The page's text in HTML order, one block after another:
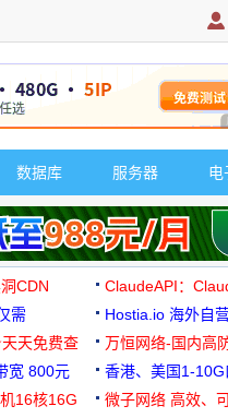
数据库 服务器 电
CDN ClaudeAPI：
需
Hostia.io 海外自
天免费查
万恒网络-国内高
99元/月起
宽 800元 香港、美国1-
16核16G
微子网络 高效、